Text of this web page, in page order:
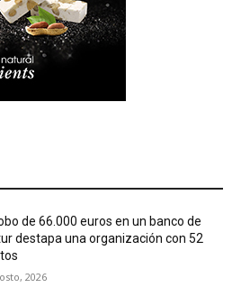
de 66.000 euros en un banco de
destapa una organización con 52
2026